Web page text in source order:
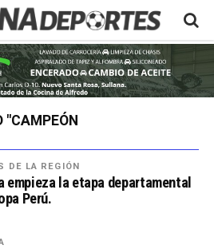
"CAMPEÓN
DE LA REGIÓN
empieza la etapa departamental
Perú.